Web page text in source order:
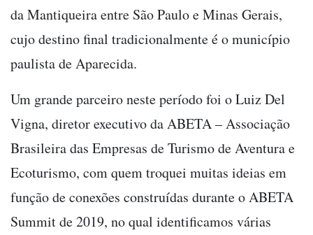
da Mantiqueira entre São Paulo e Minas Gerais,
cujo destino final tradicionalmente é o município
paulista de Aparecida.
Um grande parceiro neste período foi o Luiz Del
Vigna, diretor executivo da ABETA – Associação
Brasileira das Empresas de Turismo de Aventura e
Ecoturismo, com quem troquei muitas ideias em
função de conexões construídas durante o ABETA
Summit de 2019, no qual identificamos várias